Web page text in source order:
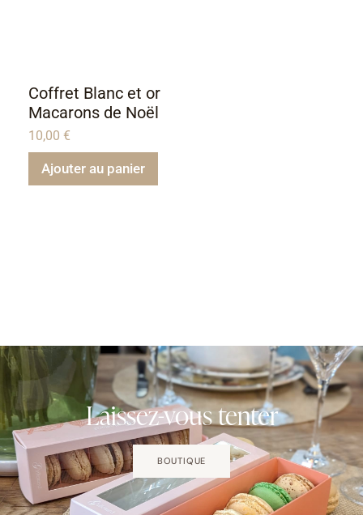
Coffret Blanc et or
Macarons de Noël
10,00 €
Ajouter au panier
Laissez-vous tenter
BOUTIQUE